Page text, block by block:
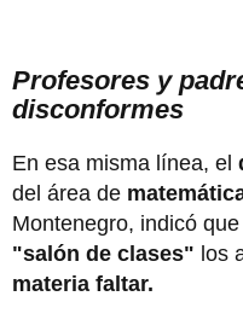
Profesores y
disconformes
En esa misma línea, el
del área de
Montenegro, indicó
"salón de clases" los
materia faltar.